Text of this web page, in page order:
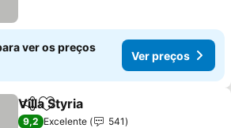
ver os preços
Ver preços
PartilharAdicionar aos favoritos
Villa Styria
9,2 Excelente
541